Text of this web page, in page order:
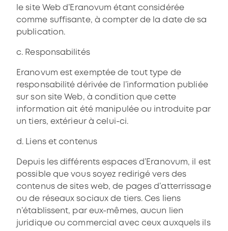
le site Web d’Eranovum étant considérée
comme suffisante, à compter de la date de sa
publication.
c. Responsabilités
Eranovum est exemptée de tout type de
responsabilité dérivée de l’information publiée
sur son site Web, à condition que cette
information ait été manipulée ou introduite par
un tiers, extérieur à celui-ci.
d. Liens et contenus
Depuis les différents espaces d’Eranovum, il est
possible que vous soyez redirigé vers des
contenus de sites web, de pages d’atterrissage
ou de réseaux sociaux de tiers. Ces liens
n’établissent, par eux-mêmes, aucun lien
juridique ou commercial avec ceux auxquels ils